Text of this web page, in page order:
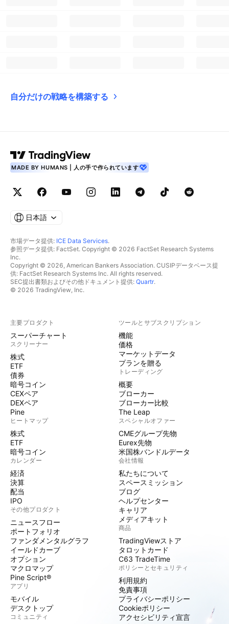
自分だけの戦略を構築する
MADE BY HUMANS | 人の手で作られています
日本語
市場データ提供: ICE Data Services.
参照データ提供: FactSet. Copyright © 2026 FactSet Research Systems
Inc.
Copyright © 2026, American Bankers Association. CUSIPデータベース提
供: FactSet Research Systems Inc. All rights reserved.
SEC提出書類およびその他ドキュメント提供: Quartr.
© 2026 TradingView, Inc.
主要プロダクト
スーパーチャート
スクリーナー
株式
ETF
債券
暗号コイン
CEXペア
DEXペア
Pine
ヒートマップ
株式
ETF
暗号コイン
カレンダー
経済
決算
配当
IPO
その他プロダクト
ニュースフロー
ポートフォリオ
ファンダメンタルグラフ
イールドカーブ
オプション
マクロマップ
Pine Script®
アプリ
モバイル
デスクトップ
コミュニティ
ツールとサブスクリプション
機能
価格
マーケットデータ
プランを贈る
トレーディング
概要
ブローカー
ブローカー比較
The Leap
スペシャルオファー
CMEグループ先物
Eurex先物
米国株バンドルデータ
会社情報
私たちについて
スペースミッション
ブログ
ヘルプセンター
キャリア
メディアキット
商品
TradingViewストア
タロットカード
C63 TradeTime
ポリシーとセキュリティ
利用規約
免責事項
プライバシーポリシー
Cookieポリシー
アクセシビリティ宣言